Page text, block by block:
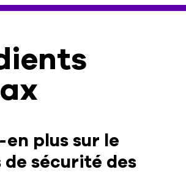
plus sur le
de sécurité des